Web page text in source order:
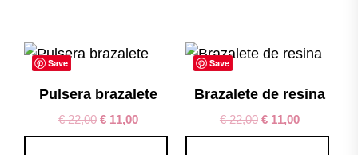
Save
Pulsera brazalete
€22,00 € 11,00
Save
Brazalete de resina
€22,00 €11,00